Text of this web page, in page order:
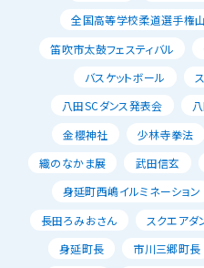
全国高等学校柔道選手権
笛吹市太鼓フェスティバル
バスケットボール
八田SCダンス発表会
金櫻神社
少林寺拳法
織のなかま展
武田信玄
身延町西嶋イルミネーション
長田ろみおさん
スクエアダ
身延町長
市川三郷町長